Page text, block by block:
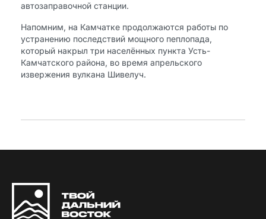
автозаправочной станции.
Напомним, на Камчатке продолжаются работы по
устранению последствий мощного пеплопада,
который накрыл три населённых пункта Усть-
Камчатского района, во время апрельского
извержения вулкана Шивелуч.